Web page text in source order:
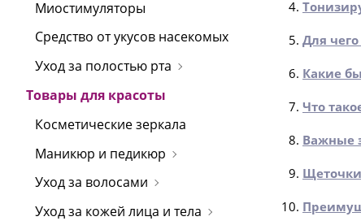
Миостимуляторы
Средство от укусов насекомых
Уход за полостью рта
Товары для красоты
Косметические зеркала
Маникюр и педикюр
Уход за волосами
Уход за кожей лица и тела
Для
Какие
Что
Важные
Щеточки